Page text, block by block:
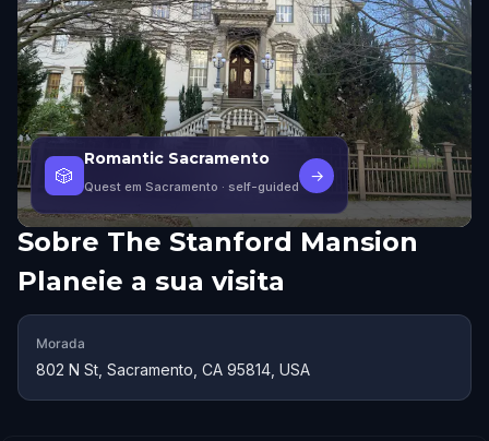
🎲
Romantic Sacramento
Quest em Sacramento · self-guided
→
Sobre The Stanford Mansion
Planeie a sua visita
Morada
802 N St, Sacramento, CA 95814, USA